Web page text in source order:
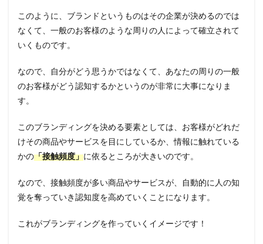
このように、ブランドというものはその企業が決めるのでは
なくて、 一般のお客様のような周りの人によって確立されて
いく ものです。
なので、自分がどう思うかではなくて、あなたの周りの一般
のお客様がどう認知するかというのが非常に大事になりま
す。
このブランディングを決める要素としては、お客様がどれだ
けその商品やサービスを目にしているか、情報に触れている
かの「接触頻度」に依るところが大きいのです。
なので、接触頻度が多い商品やサービスが、自動的に人の知
覚を奪っていき認知度を高めていくことになります。
これがブランディングを作っていくイメージです！